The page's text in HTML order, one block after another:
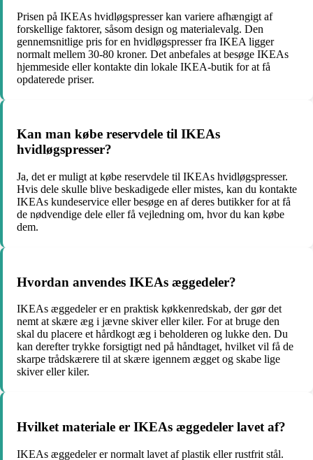
Prisen på IKEAs hvidløgspresser kan variere afhængigt af
forskellige faktorer, såsom design og materialevalg. Den
gennemsnitlige pris for en hvidløgspresser fra IKEA ligger
normalt mellem 30-80 kroner. Det anbefales at besøge IKEAs
hjemmeside eller kontakte din lokale IKEA-butik for at få
opdaterede priser.
Kan man købe reservdele til IKEAs
hvidløgspresser?
Ja, det er muligt at købe reservdele til IKEAs hvidløgspresser.
Hvis dele skulle blive beskadigede eller mistes, kan du kontakte
IKEAs kundeservice eller besøge en af deres butikker for at få
de nødvendige dele eller få vejledning om, hvor du kan købe
dem.
Hvordan anvendes IKEAs æggedeler?
IKEAs æggedeler er en praktisk køkkenredskab, der gør det
nemt at skære æg i jævne skiver eller kiler. For at bruge den
skal du placere et hårdkogt æg i beholderen og lukke den. Du
kan derefter trykke forsigtigt ned på håndtaget, hvilket vil få de
skarpe trådskærere til at skære igennem ægget og skabe lige
skiver eller kiler.
Hvilket materiale er IKEAs æggedeler lavet af?
IKEAs æggedeler er normalt lavet af plastik eller rustfrit stål.